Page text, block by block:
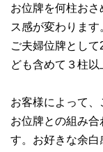
お位牌を何柱お
ス感が変わります
ご夫婦位牌とし
ども含めて３柱以
お客様によって、
お位牌との組み合
す。お好きな余